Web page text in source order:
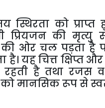
स्थिरता को प्राप्त
प्रियजन की मृत्यु
की ओर चल पड़ता है
है। यहचित्त क्षिप्त और
रहती है तथा रजस व
कोमानसिकरूपसे